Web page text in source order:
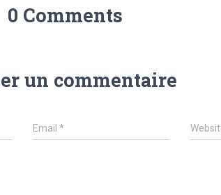
0 Comments
un commentaire
Email*